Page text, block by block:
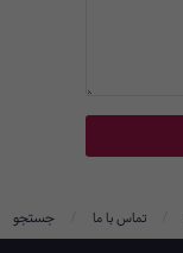
تماس با ما جستجو